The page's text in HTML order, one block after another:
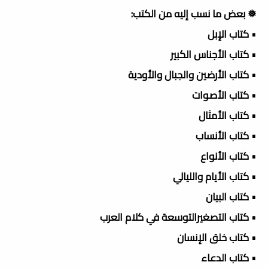
❅ بعض ما نسب إليه من الكتب:
• كتاب الإبل
• كتاب الأجناس الكبير
• كتاب الأرضين والجبال والأودية
• كتاب الأصوات
• كتاب الأمثال
• كتاب الأنساب
• كتاب الأنواع
• كتاب الأيام والليالي
• كتاب البيان
• كتاب التصغيرالتوسعة في كلام العرب
• كتاب خلق الإنسان
• كتاب الدعاء